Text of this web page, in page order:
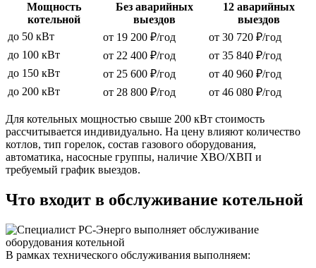
Мощность
котельной
Без аварийных
выездов
12 аварийных
выездов
до 50 кВт
от 19 200 ₽/год
от 30 720 ₽/год
до 100 кВт
от 22 400 ₽/год
от 35 840 ₽/год
до 150 кВт
от 25 600 ₽/год
от 40 960 ₽/год
до 200 кВт
от 28 800 ₽/год от 46 080 ₽/год
Для котельных мощностью свыше 200 кВт стоимость
рассчитывается индивидуально. На цену влияют количество
котлов, тип горелок, состав газового оборудования,
автоматика, насосные группы, наличие ХВО/ХВП и
требуемый график выездов.
Что входит в обслуживание котельной
В рамках технического обслуживания выполняем: